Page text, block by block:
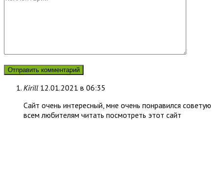
Kirill 12.01.2021 в 06:35
Сайт очень интересный, мне очень понравился советую
всем любителям читать посмотреть этот сайт